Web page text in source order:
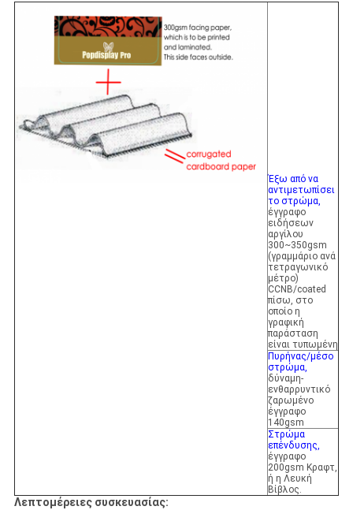
Έξω από να
αντιμετωπίσει
το στρώμα,
έγγραφο
ειδήσεων
αργίλου
300~350gsm
(γραμμάριο ανά
τετραγωνικό
μέτρο)
CCNB/coated
πίσω, στο
οποίο η
γραφική
παράσταση
είναι τυπωμένη
Πυρήνας/μέσο
στρώμα,
δύναμη-
ενθαρρυντικό
ζαρωμένο
έγγραφο
140gsm
Στρώμα
επένδυσης,
έγγραφο
200gsm Κραφτ,
ή η Λευκή
Βίβλος.
Λεπτομέρειες συσκευασίας: